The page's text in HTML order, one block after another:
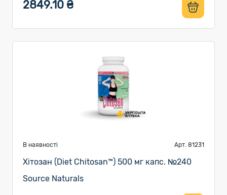
2849.10 ₴
В наявності Арт. 81231
Хітозан (Diet Chitosan™) 500 мг капс. №240
Source Naturals